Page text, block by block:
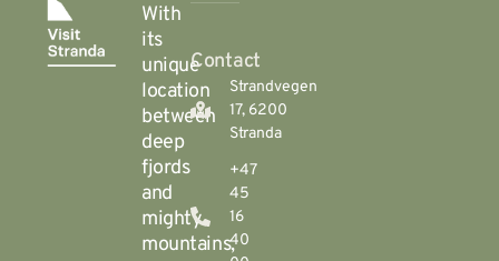
With
its
unique
location
between
deep
fjords
and
mighty
mountains,
Contact
Strandvegen
17, 6200
Stranda
+47
45
16
40